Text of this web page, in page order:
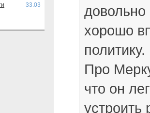
33.03
хорошо
политику.
Про
что он
устроить